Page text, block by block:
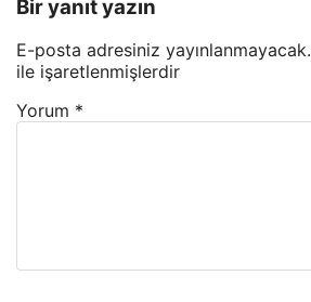
Bir yanıt yazın
E-posta adresiniz yayınlanmayacak.
ile işaretlenmişlerdir
Yorum *